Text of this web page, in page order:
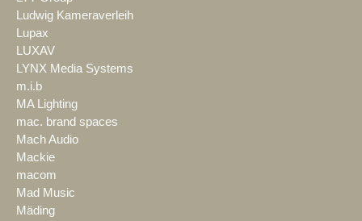
Ludwig Kameraverleih
Lupax
LUXAV
LYNX Media Systems
m.i.b
MA Lighting
mac. brand spaces
Mach Audio
Mackie
macom
Mad Music
Mäding